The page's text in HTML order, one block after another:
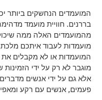
המועמדים הנחשקים ביותר
בררנים. חוויית מועמד
מהמועמדים האלה ממה
מועמדות לעבוד איתכם
המועמדות או לא מקבלים את
מוגבר לא רק על ידי
אלא גם על ידי אנשים
פעמים, אנשים עם רקע